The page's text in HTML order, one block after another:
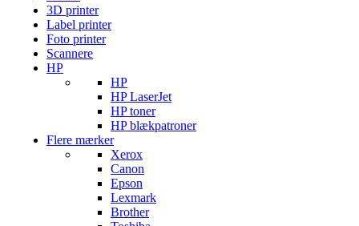
3D printer
Label printer
Foto printer
Scannere
HP
HP
HP LaserJet
HP toner
HP blækpatroner
Flere mærker
Xerox
Canon
Epson
Lexmark
Brother